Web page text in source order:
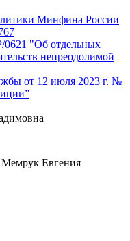
Минфина России
"Об отдельных
непреодолимой
от 12 июля 2023 г. №
Евгения